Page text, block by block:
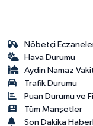
Nöbetçi
Hava Durumu
Aydin Namaz
Trafik Durumu
Puan Durumu ve
Tüm Manşetler
Son Dakika